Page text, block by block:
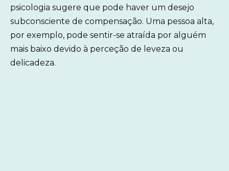
psicologia sugere que pode haver um desejo
subconsciente de compensação. Uma pessoa alta,
por exemplo, pode sentir-se atraída por alguém
mais baixo devido à perceção de leveza ou
delicadeza.